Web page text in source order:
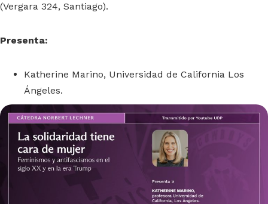
(Vergara 324, Santiago).
Presenta:
Katherine Marino, Universidad de California Los
Ángeles.